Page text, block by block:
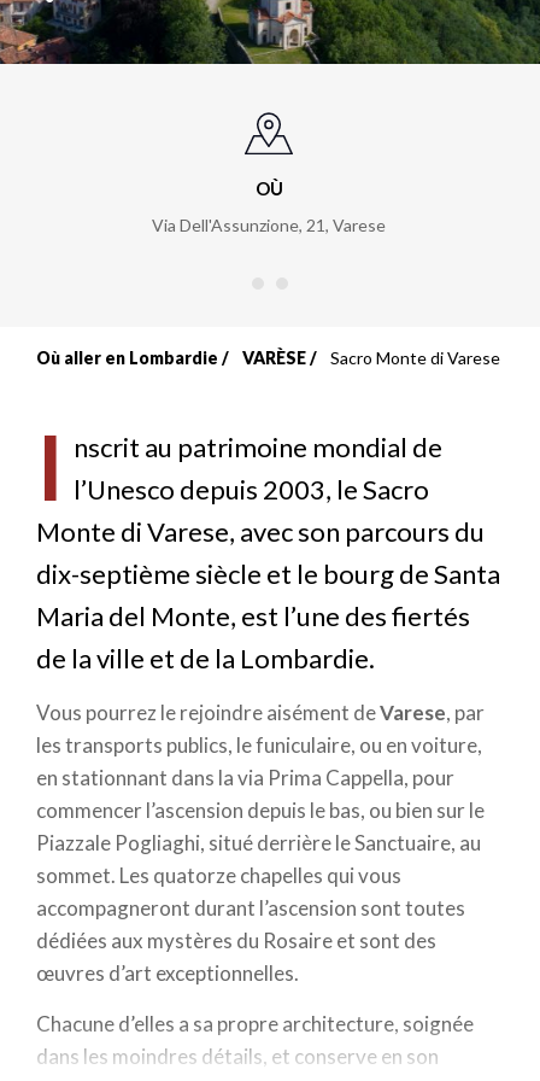
OÙ
Via Dell'Assunzione, 21, Varese
d'Ariane
Où aller en Lombardie VARÈSE Sacro Monte di Varese
I nscrit au patrimoine mondial de
l’Unesco depuis 2003, le Sacro
Monte di Varese, avec son parcours du
dix-septième siècle et le bourg de Santa
Maria del Monte, est l’une des fiertés
de la ville et de la Lombardie.
Vous pourrez le rejoindre aisément deVarese, par
les transports publics, le funiculaire, ou en voiture,
en stationnant dans la via Prima Cappella, pour
commencer l’ascension depuis le bas, ou bien sur le
Piazzale Pogliaghi, situé derrière le Sanctuaire, au
sommet. Les quatorze chapelles qui vous
accompagneront durant l’ascension sont toutes
dédiées aux mystères du Rosaire et sont des
œuvres d’art exceptionnelles.
Chacune d’elles a sa propre architecture, soignée
dans les moindres détails, et conserve en son